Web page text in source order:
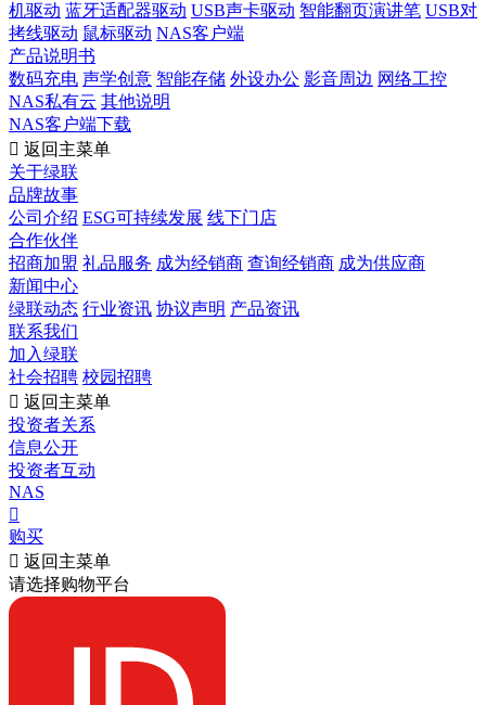
机驱动 蓝牙适配器驱动 USB声卡驱动 智能翻页演讲笔 USB对
拷线驱动 鼠标驱动 NAS客户端
产品说明书
数码充电 声学创意 智能存储 外设办公 影音周边 网络工控
NAS私有云 其他说明
NAS客户端下载
 返回主菜单
关于绿联
品牌故事
公司介绍 ESG可持续发展 线下门店
合作伙伴
招商加盟 礼品服务 成为经销商 查询经销商 成为供应商
新闻中心
绿联动态 行业资讯 协议声明 产品资讯
联系我们
加入绿联
社会招聘 校园招聘
 返回主菜单
投资者关系
信息公开
投资者互动
NAS

购买
 返回主菜单
请选择购物平台